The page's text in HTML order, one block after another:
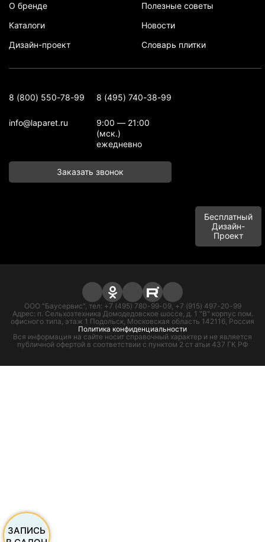
О бренде
Каталоги
Дизайн-проект
Полезные советы
Новости
Словарь плитки
8 (800) 550-78-99 8 (495) 740-38-99
info@laparet.ru
9:00 — 21:00
(мск.)
ежедневно
Заказать звонок
Бесплатный
Дизайн-
Проект
ООО "Баусервис", тел: +7 (495) 780-99-09, +7 (915) 497-20-99
Адрес: п. Сельхозтехника Домодедовское шоссе, д. 1 "В" корпус пом.
офисного типа, этаж 1 Подольск, Московская область 142116, Россия
Политика конфиденциальности
Вся информация на сайте носит справочный характер и не является
публичной офертой в соответствии с пунктом 2 ст атьи 437 ГК РФ
ЗАПИСЬ